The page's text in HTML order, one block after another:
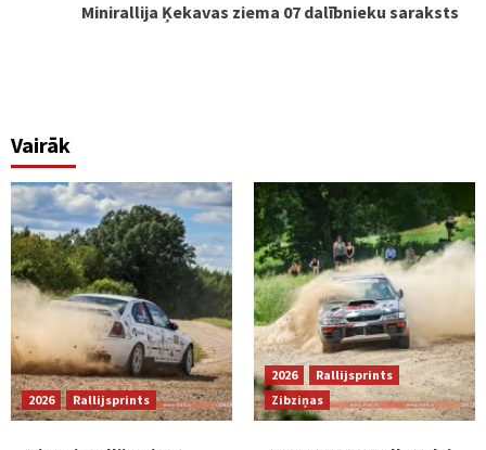
Minirallija Ķekavas ziema 07 dalībnieku saraksts
Vairāk
2026 Rallijsprints
2026
Rallijsprints
Zibziņas